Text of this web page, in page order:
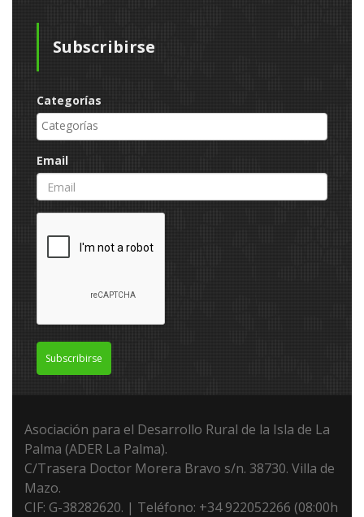
Subscribirse
Categorías
Email
Subscribirse
Asociación para el Desarrollo Rural de la Isla de La
Palma (ADER La Palma).
C/Trasera Doctor Morera Bravo s/n. 38730. Villa de
Mazo.
CIF: G-38282620. | Teléfono: +34 922052266 (08:00h